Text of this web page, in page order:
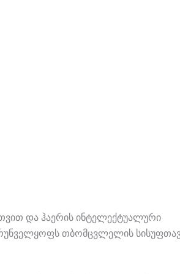
და ჰაერის ინტელექტუალური
თბომცვლელის